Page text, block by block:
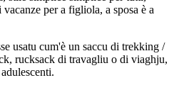
per a figliola, a sposa è a
usatu cum'è un saccu di trekking /
rucksack di travagliu o di viaghju,